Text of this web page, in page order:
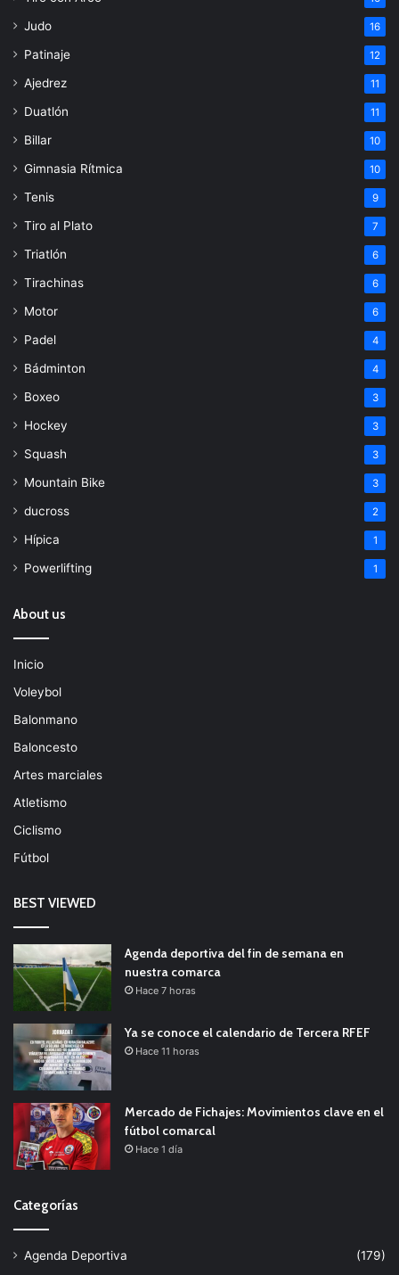
Judo 16
Patinaje 12
Ajedrez 11
Duatlón 11
Billar 10
Gimnasia Rítmica 10
Tenis 9
Tiro al Plato 7
Triatlón 6
Tirachinas 6
Motor 6
Padel 4
Bádminton 4
Boxeo 3
Hockey 3
Squash 3
Mountain Bike 3
ducross 2
Hípica 1
Powerlifting 1
About us
Inicio
Voleybol
Balonmano
Baloncesto
Artes marciales
Atletismo
Ciclismo
Fútbol
BEST VIEWED
Agenda deportiva del fin de semana en
nuestra comarca
Hace 7 horas
Ya se conoce el calendario de Tercera RFEF
Hace 11 horas
Mercado de Fichajes: Movimientos clave en el
fútbol comarcal
Hace 1 día
Categorías
Agenda Deportiva
(179)